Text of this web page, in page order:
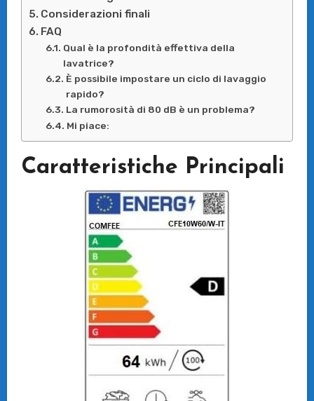
Considerazioni finali
FAQ
Qual è la profondità effettiva della
lavatrice?
È possibile impostare un ciclo di lavaggio
rapido?
La rumorosità di 80 dB è un problema?
Mi piace:
Caratteristiche Principali